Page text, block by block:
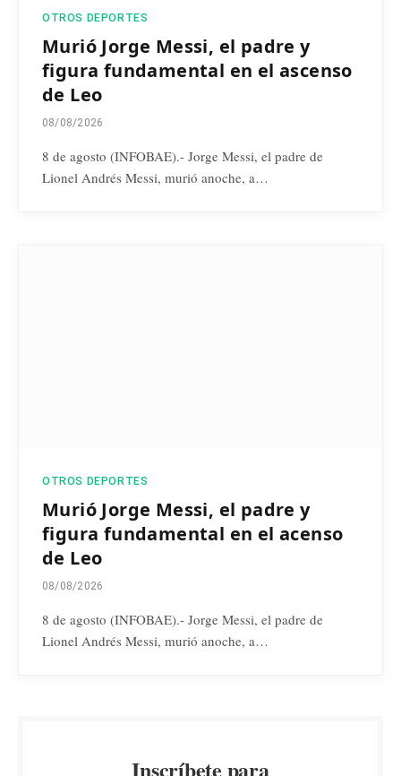
OTROS DEPORTES
Murió Jorge Messi, el padre y
figura fundamental en el ascenso
de Leo
08/08/2026
8 de agosto (INFOBAE).- Jorge Messi, el padre de
Lionel Andrés Messi, murió anoche, a…
OTROS DEPORTES
Murió Jorge Messi, el padre y
figura fundamental en el acenso
de Leo
08/08/2026
8 de agosto (INFOBAE).- Jorge Messi, el padre de
Lionel Andrés Messi, murió anoche, a…
Inscríbete para